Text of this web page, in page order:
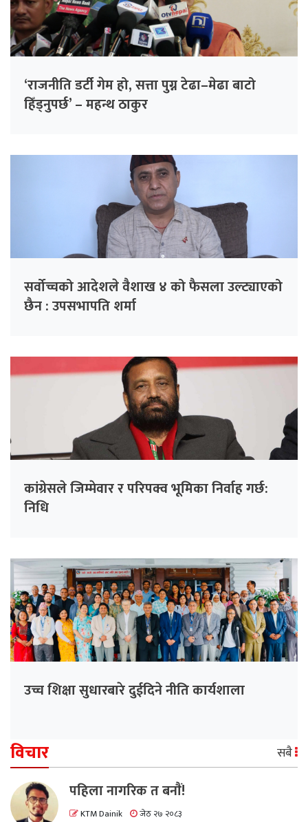
‘राजनीति डर्टी गेम हो, सत्ता पुग्न टेढा–मेढा बाटो
हिँड्नुपर्छ’ – महन्थ ठाकुर
सर्वोच्चको आदेशले वैशाख ४ को फैसला उल्ट्याएको
छैन : उपसभापति शर्मा
कांग्रेसले जिम्मेवार र परिपक्व भूमिका निर्वाह गर्छ:
निधि
उच्च शिक्षा सुधारबारे दुईदिने नीति कार्यशाला
विचार सबै
पहिला नागरिक त बनाैं!
KTM Dainik जेठ २७ २०८३